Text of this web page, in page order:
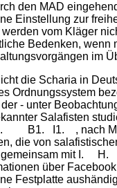
den MAD
Einstellung zur
vom Kläger
Bedenken,
im
die Scharia in
Ordnungssystem
- unter
Salafisten
I1. , nach
die von
gemeinsam mit I.
über
Festplatte